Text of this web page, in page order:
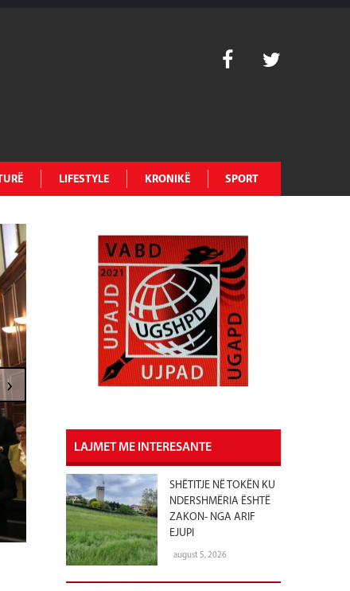
LIFESTYLE KRONIKË SPORT
Abdixhiku: Jemi
›
LAJMET ME INTERESANTE
SHËTITJE NË TOKËN KU
NDERSHMËRIA ËSHTË
ZAKON- NGA ARIF
EJUPI
august 5, 2026